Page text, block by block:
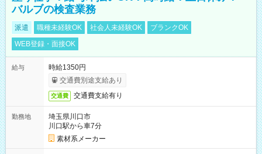
バルブの検査業務
派遣 職種未経験OK 社会人未経験OK
ブランクOK
WEB登録・面接OK
給与
時給1350円
交通費別途支給あり
交通費 交通費支給有り
勤務地
埼玉県川口市
川口駅から車7分
素材系メーカー